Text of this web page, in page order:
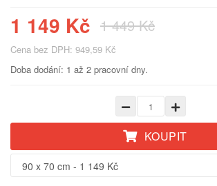
1 149 Kč 1 449 Kč
Cena bez DPH: 949,59 Kč
Doba dodání: 1 až 2 pracovní dny.
KOUPIT